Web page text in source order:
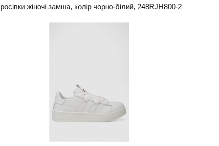
жіночі замша, колір чорно-білий, 248RJH800-2